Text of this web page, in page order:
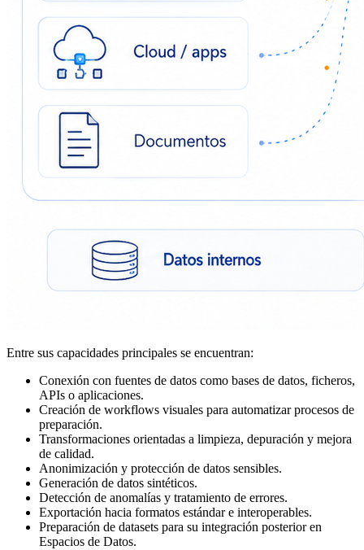
Entre sus capacidades principales se encuentran:
Conexión con fuentes de datos como bases de datos, ficheros,
APIs o aplicaciones.
Creación de workflows visuales para automatizar procesos de
preparación.
Transformaciones orientadas a limpieza, depuración y mejora
de calidad.
Anonimización y protección de datos sensibles.
Generación de datos sintéticos.
Detección de anomalías y tratamiento de errores.
Exportación hacia formatos estándar e interoperables.
Preparación de datasets para su integración posterior en
Espacios de Datos.